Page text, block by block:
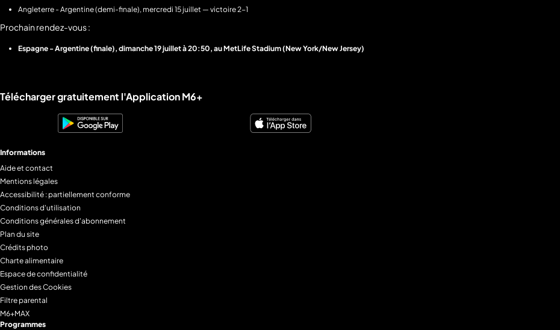
Angleterre - Argentine (demi-finale), mercredi 15 juillet — victoire 2-1
Prochain rendez-vous :
Espagne - Argentine (finale), dimanche 19 juillet à 20:50, au MetLife Stadium (New York/New Jersey)
Liens utiles M6+.
Télécharger gratuitement l'Application M6+
Informations
Aide et contact
Mentions légales
Accessibilité : partiellement conforme
Conditions d'utilisation
Conditions générales d'abonnement
Plan du site
Crédits photo
Charte alimentaire
Espace de confidentialité
Gestion des Cookies
Filtre parental
M6+MAX
Programmes